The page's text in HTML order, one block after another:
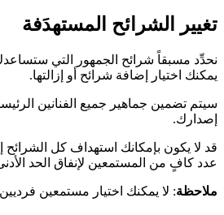
تغيير الشرائح المستهدَفة
نحدِّد مسبقاً شرائح الجمهور التي
يمكنك اختيار إضافة شرائح أو إزالتها.
سيتم تضمين جماهير جميع الفنانين
إصدارك.
قد لا يكون بإمكانك استهداف كل الشرائح
عدد كافٍ من المستمعين لإنفاق الحد
ملاحظة: لا يمكنك اختيار مستمعين